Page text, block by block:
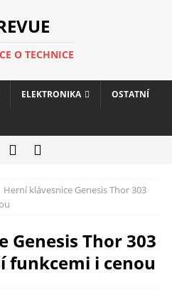
O TECHNICE
ELEKTRONIKA OSTATNÍ
Herní klávesnice Genesis Thor 303
Genesis Thor 303
funkcemi i cenou